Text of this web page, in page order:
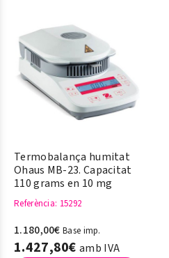
Termobalança humitat
Ohaus MB-23. Capacitat
110 grams en 10 mg
Referència: 15292
1.180,00€ Base imp.
1.427,80€ amb IVA